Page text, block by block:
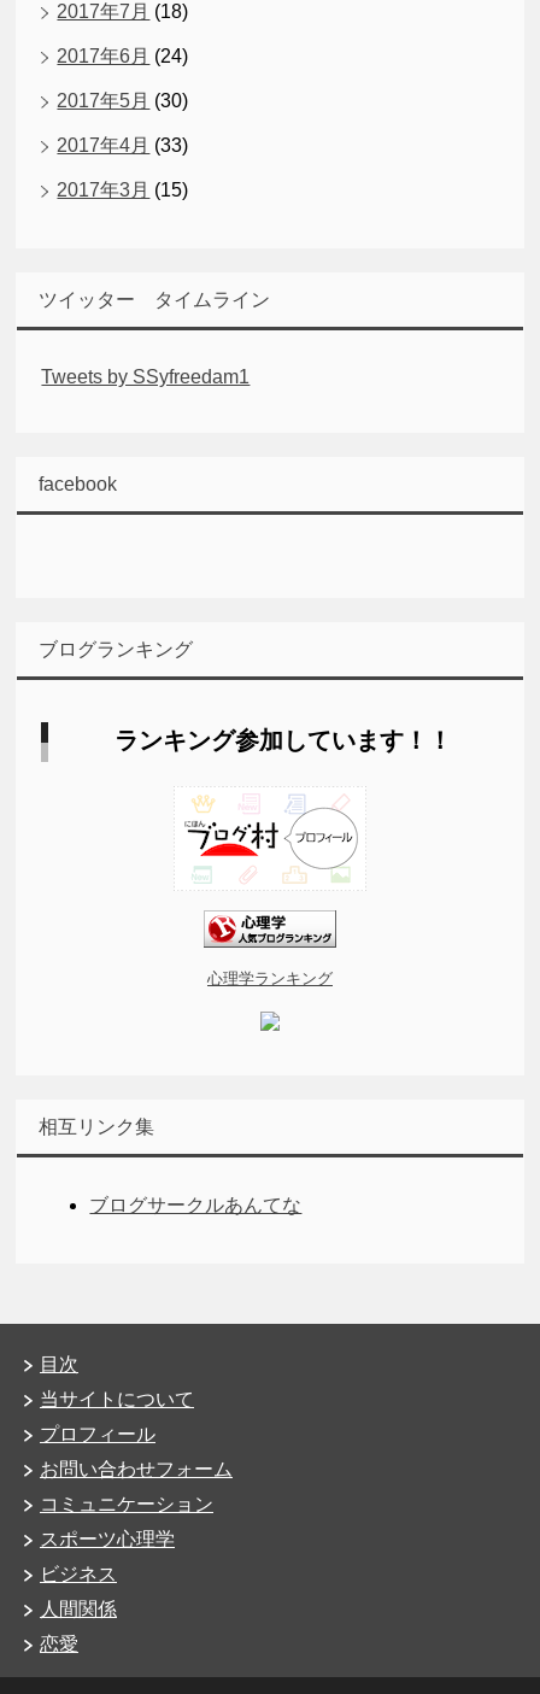
2017年7月 (18)
2017年6月 (24)
2017年5月 (30)
2017年4月 (33)
2017年3月 (15)
ツイッター タイムライン
Tweets by SSyfreedam1
facebook
ブログランキング
ランキング参加しています！！
心理学ランキング
相互リンク集
ブログサークルあんてな
目次
当サイトについて
プロフィール
お問い合わせフォーム
コミュニケーション
スポーツ心理学
ビジネス
人間関係
恋愛